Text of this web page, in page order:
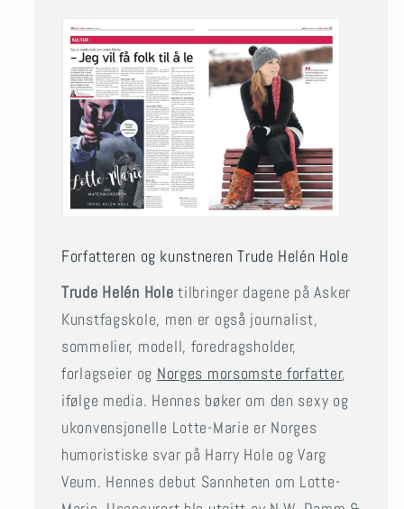
Forfatteren og kunstneren Trude Helén Hole
Trude Helén Hole tilbringer dagene på Asker
Kunstfagskole, men er også journalist,
sommelier, modell, foredragsholder,
forlagseier og Norges morsomste forfatter,
ifølge media. Hennes bøker om den sexy og
ukonvensjonelle Lotte-Marie er Norges
humoristiske svar på Harry Hole og Varg
Veum. Hennes debut Sannheten om Lotte-